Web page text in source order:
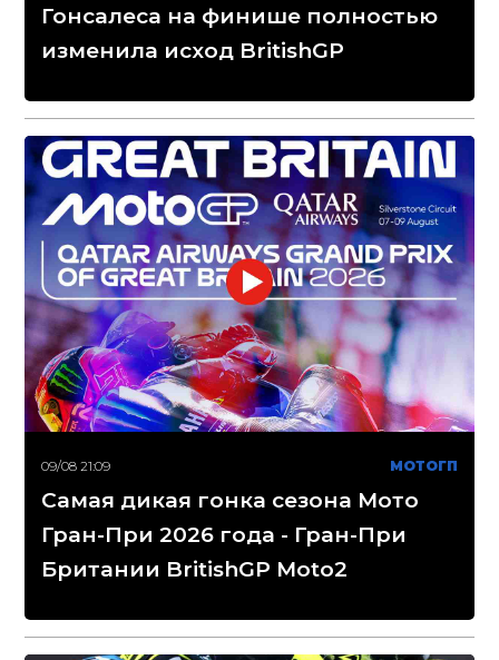
Гонсалеса на финише полностью
изменила исход BritishGP
09/08 21:09 МОТОГП
Самая дикая гонка сезона Мото
Гран-При 2026 года - Гран-При
Британии BritishGP Moto2